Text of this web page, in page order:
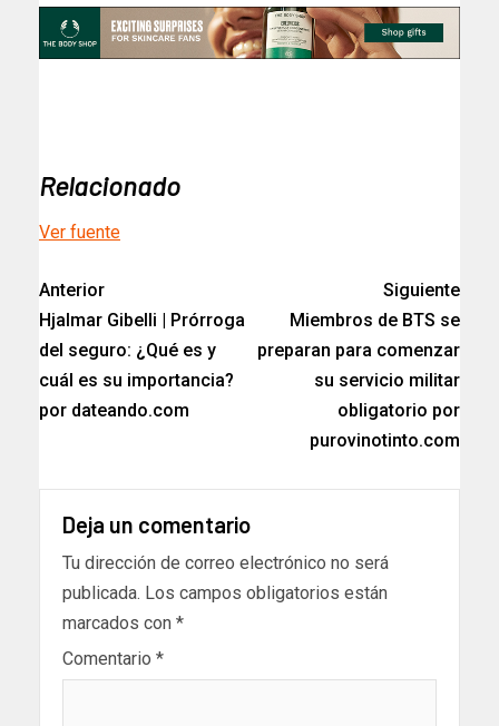
Relacionado
Ver fuente
Anterior
Hjalmar Gibelli | Prórroga
del seguro: ¿Qué es y
cuál es su importancia?
por dateando.com
Siguiente
Miembros de BTS se
preparan para comenzar
su servicio militar
obligatorio por
purovinotinto.com
Deja un comentario
Tu dirección de correo electrónico no será
publicada. Los campos obligatorios están
marcados con *
Comentario *